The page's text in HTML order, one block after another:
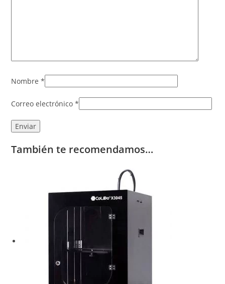
Nombre*
Correo electrónico*
También te recomendamos…